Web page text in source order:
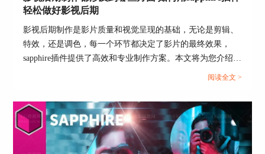
3. 检查系统兼容性：确保您的计算机硬件和操作系
统与pr和Sapphire插件兼容。某些旧版本的操作系
统或低配置的硬件可能会导致兼容性问题。升级硬
件或操作系统，可能会解决这些问题。
4. 重新安装插件：如果问题仍然存在，尝试卸载并
所有残留文件，以避免旧文件干扰新安装。
5. 联系技术支持：如果以上方法无法解决问题，可
以联系Boris FX的技术支持团队。他们可以提供专
业的帮助和建议，解决复杂的兼容性问题。
轻松做好影视后期
影视后期制作是影片质量和视觉呈现的基础，无论是剪辑、
特效，还是调色，每一个环节都决定了影片的最终效果，
sapphire插件提供了高效和专业制作方案。本文将为您介绍影
视后期制作都涉及到哪些方面 如何用sapphire插件轻松做好
阅读全文 >